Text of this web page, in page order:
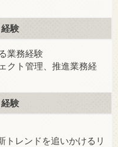
験
業務経験
クト管理、推進業務経
験
トレンドを追いかけるリ